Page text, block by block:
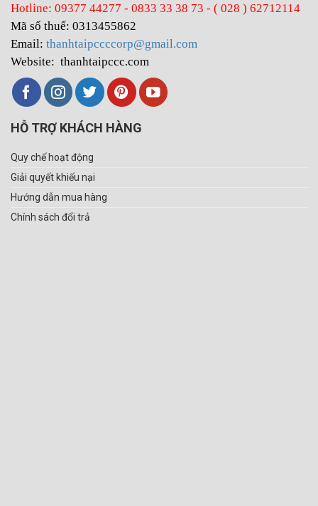
Hotline: 09377 44277 - 0833 33 38 73 - ( 028 ) 62712114
Mã số thuế: 0313455862
Email: thanhtaipccccorp@gmail.com
Website: thanhtaipccc.com
HỖ TRỢ KHÁCH HÀNG
Quy chế hoạt động
Giải quyết khiếu nại
Hướng dẫn mua hàng
Chính sách đổi trả